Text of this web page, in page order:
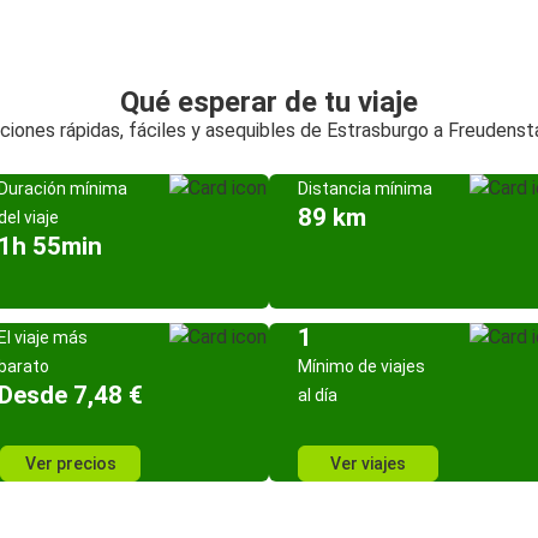
Qué esperar de tu viaje
rápidas, fáciles y asequibles de Estrasburgo a
mínima
viaje
55min
Distancia mínima
89 km
viaje más
7,48 €
Ver precios
1
Mínimo de viajes
al día
Ver viajes